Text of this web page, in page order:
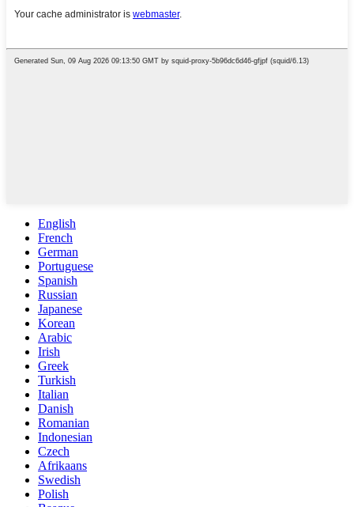
English
French
German
Portuguese
Spanish
Russian
Japanese
Korean
Arabic
Irish
Greek
Turkish
Italian
Danish
Romanian
Indonesian
Czech
Afrikaans
Swedish
Polish